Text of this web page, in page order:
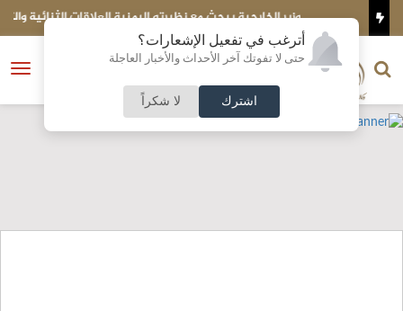
أترغب في تفعيل الإشعارات؟
حتى لا تفوتك آخر الأحداث والأخبار العاجلة
اشترك لا شكراً
وزير الخارجية يبحث مع نظيرته اليمنية العلاقات الثنائية والتطورات
الإقليمية
فتح
الناشر و رئيس التحرير
النسخة الكاملة